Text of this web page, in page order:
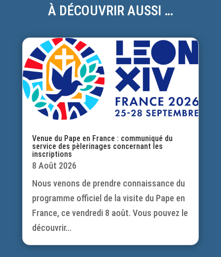
À DÉCOUVRIR AUSSI …
Venue du Pape en France : communiqué du
service des pèlerinages concernant les
inscriptions
8 Août 2026
Nous venons de prendre connaissance du
programme officiel de la visite du Pape en
France, ce vendredi 8 août. Vous pouvez le
découvrir...